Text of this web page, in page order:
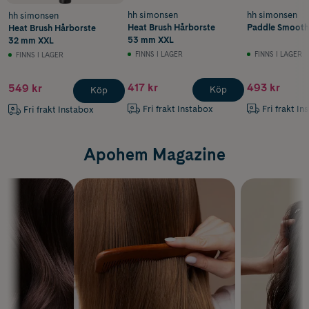
hh simonsen
Heat Brush Hårborste
32 mm XXL
FINNS I LAGER
549 kr
Fri frakt Instabox
Köp
hh simonsen
Heat Brush Hårborste
53 mm XXL
FINNS I LAGER
417 kr
Fri frakt Instabox
Köp
hh simonsen
Paddle
FINNS I LAGER
493 kr
Fri frakt
Apohem Magazine